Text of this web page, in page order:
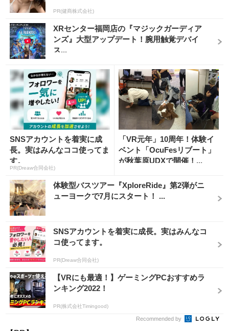
PR(健商株式会社)
XRセンター福岡店の『マジックガーディア
ンズ』大型アップデート！腕用触覚デバイ
ス...
SNSアカウントを着実に成
長。実はみんなココ使ってま
す。
PR(Dreaw合同会社)
「VR元年」10周年！体験イ
ベント「OcuFesリブート」
が秋葉原UDXで開催！...
体験型バスツアー『XploreRide』第2弾がニ
ューヨークで7月にスタート！ ...
SNSアカウントを着実に成長。実はみんなコ
コ使ってます。
PR(Dreaw合同会社)
【VRにも最適！】ゲーミングPCおすすめラ
ンキング2022！
PR(株式会社Timingood)
Recommended by